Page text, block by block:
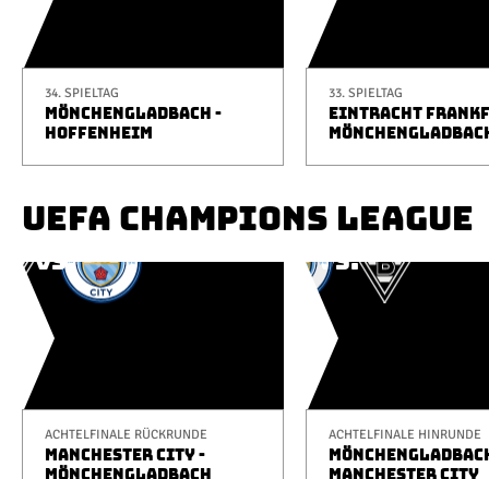
34. SPIELTAG
MÖNCHENGLADBACH -
HOFFENHEIM
33. SPIELTAG
EINTRACHT
UEFA CHAMPIONS LEAGUE
ACHTELFINALE RÜCKRUNDE
MANCHESTER CITY -
MÖNCHENGLADBACH
ACHTELFINALE HINRUNDE
MANCHESTER CITY